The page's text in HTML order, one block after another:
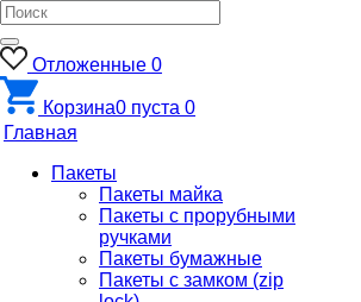
Отложенные 0
Корзина0 пуста 0
Главная
Пакеты
Пакеты майка
Пакеты с прорубными
ручками
Пакеты бумажные
Пакеты с замком (zip